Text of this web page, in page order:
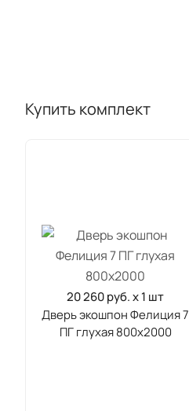
Купить комплект
20 260 руб. x 1 шт
Дверь экошпон Фелиция 7
ПГ глухая 800х2000